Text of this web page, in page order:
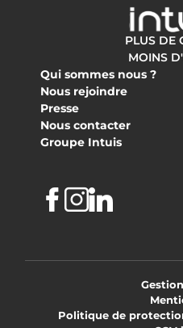
PLUS DE
MOINS
Qui sommes nous ?
Nous rejoindre
Presse
Nous contacter
Groupe Intuis
Facebook
Politique de